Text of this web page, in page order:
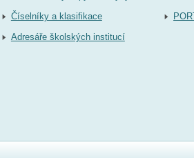
Číselníky a klasifikace
Adresáře školských institucí